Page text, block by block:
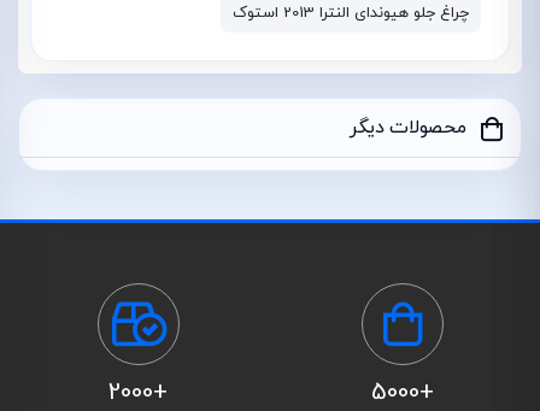
چراغ جلو هیوندای النترا 2013 استوک
محصولات دیگر
+5000
+2000